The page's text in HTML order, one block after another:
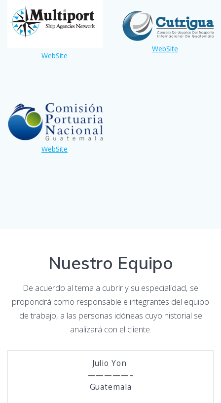
WebSite
WebSite
WebSite
Nuestro Equipo
De acuerdo al tema a cubrir y su especialidad, se
propondrá como responsable e integrantes del equipo
de trabajo, a las personas idóneas cuyo historial se
analizará con el cliente.
Julio Yon
—————–
Guatemala